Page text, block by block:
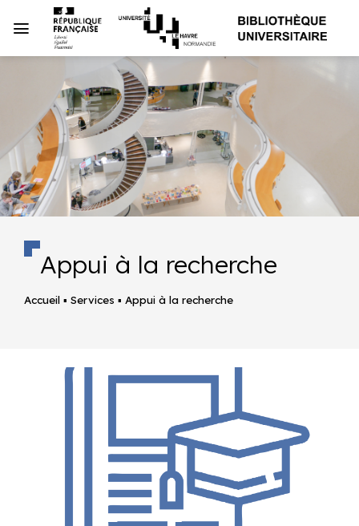
au
Appui à la recherche
Accueil ▪ Services ▪ Appui à la recherche